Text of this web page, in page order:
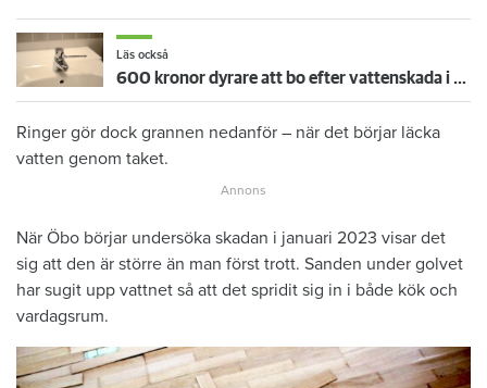
Läs också
600 kronor dyrare att bo efter vattenskada i Varberg
Ringer gör dock grannen nedanför – när det börjar läcka
vatten genom taket.
När Öbo börjar undersöka skadan i januari 2023 visar det
sig att den är större än man först trott. Sanden under golvet
har sugit upp vattnet så att det spridit sig in i både kök och
vardagsrum.